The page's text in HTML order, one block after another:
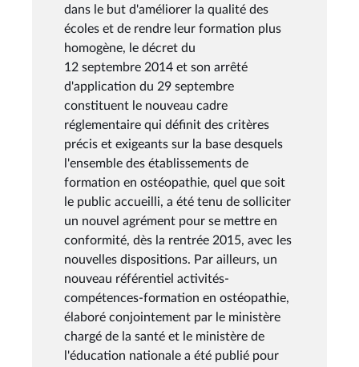
dans le but d'améliorer la qualité des
écoles et de rendre leur formation plus
homogène, le décret du
12 septembre 2014 et son arrêté
d'application du 29 septembre
constituent le nouveau cadre
réglementaire qui définit des critères
précis et exigeants sur la base desquels
l'ensemble des établissements de
formation en ostéopathie, quel que soit
le public accueilli, a été tenu de solliciter
un nouvel agrément pour se mettre en
conformité, dès la rentrée 2015, avec les
nouvelles dispositions. Par ailleurs, un
nouveau référentiel activités-
compétences-formation en ostéopathie,
élaboré conjointement par le ministère
chargé de la santé et le ministère de
l'éducation nationale a été publié pour